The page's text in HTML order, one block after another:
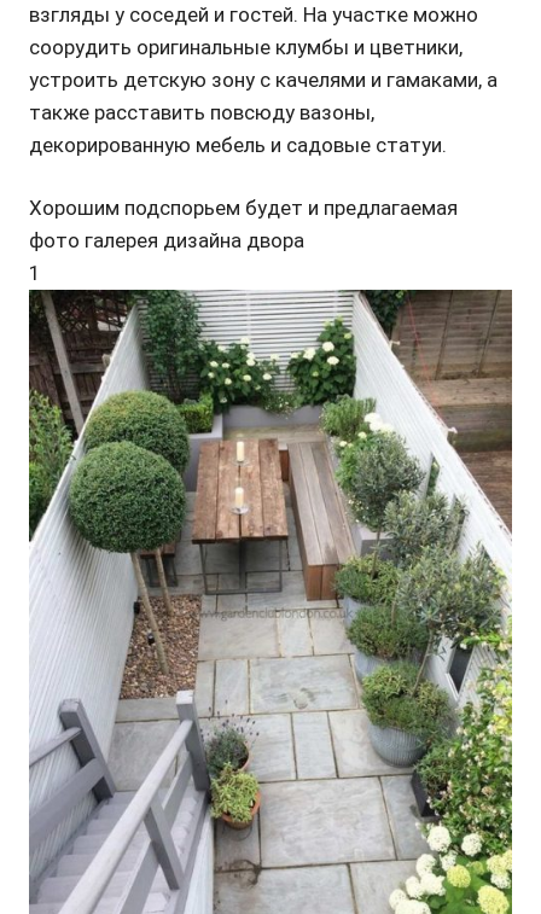
взгляды у соседей и гостей. На участке можно
соорудить оригинальные клумбы и цветники,
устроить детскую зону с качелями и гамаками, а
также расставить повсюду вазоны,
декорированную мебель и садовые статуи.
Хорошим подспорьем будет и предлагаемая
фото галерея дизайна двора
1